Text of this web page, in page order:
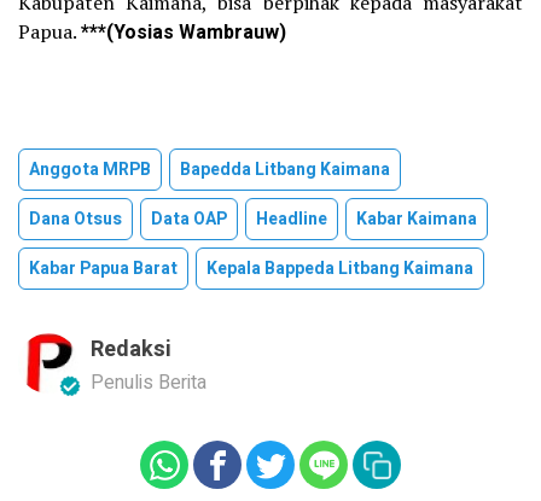
Papua.***(Yosias Wambrauw)
Anggota MRPB
Bapedda Litbang Kaimana
Dana Otsus
Data OAP Headline
Kabar Kaimana
Kabar Papua Barat
Kepala Bappeda Litbang Kaimana
Redaksi
Penulis Berita